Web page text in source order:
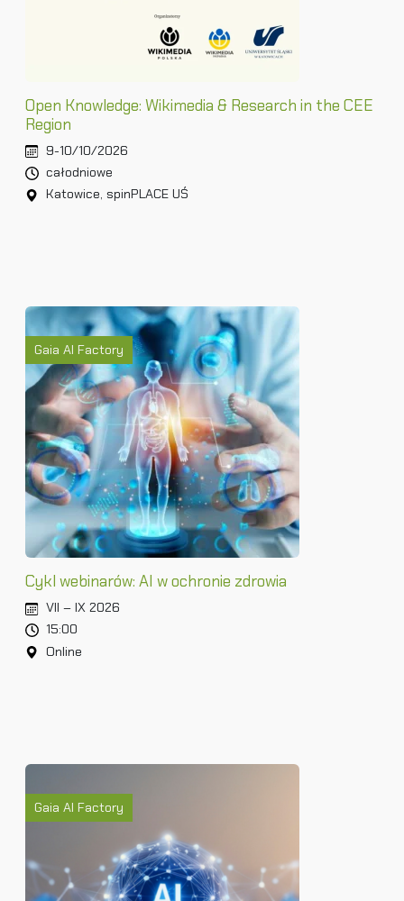
Open Knowledge: Wikimedia & Research in the CEE
Region
9-10/10/2026
całodniowe
Katowice, spinPLACE UŚ
Gaia AI Factory
Cykl webinarów: AI w ochronie zdrowia
VII – IX 2026
15:00
Online
Gaia AI Factory